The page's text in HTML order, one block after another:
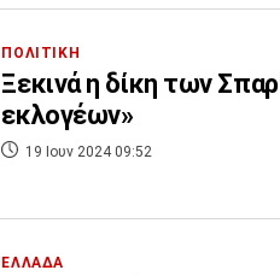
ΠΟΛΙΤΙΚΗ
Ξεκινά η δίκη των
εκλογέων»
19 Ιουν 2024 09:52
ΕΛΛΑΔΑ